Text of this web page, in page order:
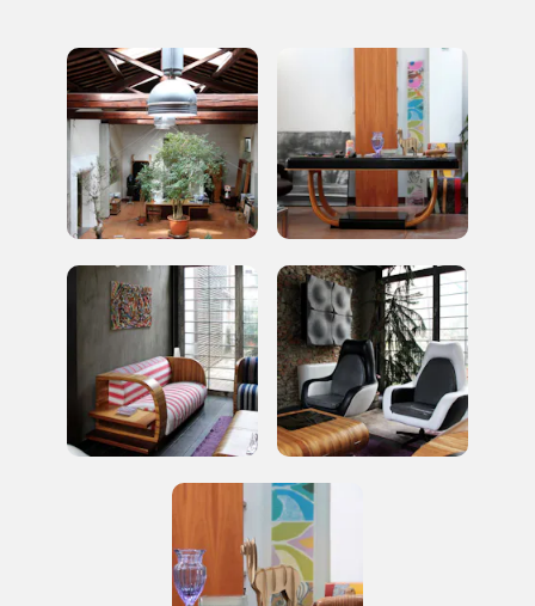
Storico campagne in questo
luogo
Giornata FAI d'Autunno
2014
I Luoghi del Cuore
Registrati alla newsletter